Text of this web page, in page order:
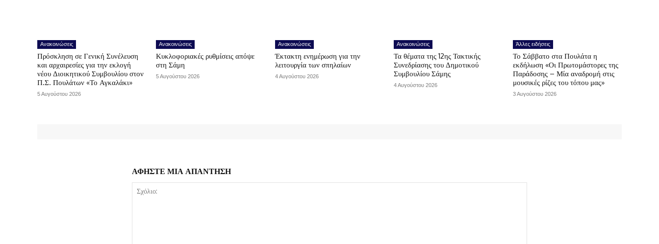
Ανακοινώσεις
Πρόσκληση σε Γενική Συνέλευση
και αρχαιρεσίες για την εκλογή
νέου Διοικητικού Συμβουλίου στον
Π.Σ. Πουλάτων «Το Αγκαλάκι»
5 Αυγούστου 2026
Ανακοινώσεις
Κυκλοφοριακές ρυθμίσεις απόψε
στη Σάμη
5 Αυγούστου 2026
Ανακοινώσεις
Έκτακτη ενημέρωση για την
λειτουργία των σπηλαίων
4 Αυγούστου 2026
Ανακοινώσεις
Τα θέματα της 12ης Τακτικής
Συνεδρίασης του Δημοτικού
Συμβουλίου Σάμης
4 Αυγούστου 2026
Άλλες ειδήσεις
Το Σάββατο στα Πουλάτα η
εκδήλωση «Οι Πρωτομάστορες της
Παράδοσης – Μία αναδρομή στις
μουσικές ρίζες του τόπου μας»
3 Αυγούστου 2026
ΑΦΗΣΤΕ ΜΙΑ ΑΠΑΝΤΗΣΗ